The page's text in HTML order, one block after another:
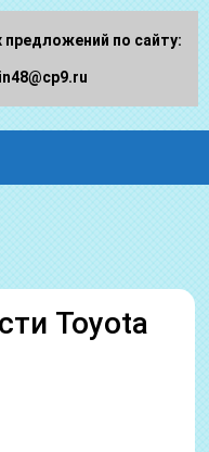
Toyota
по сайту: